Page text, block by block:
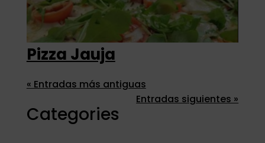
Pizza Jauja
« Entradas más antiguas
Entradas siguientes »
Categories